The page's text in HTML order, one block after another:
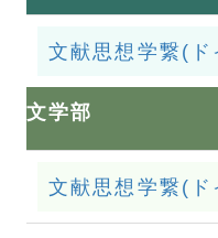
文献思想学繋(
文学部
文献思想学繋(